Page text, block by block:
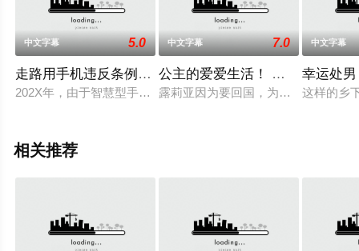
中文字幕 5.0
走路用手机违反条例！发现到就问答无用马上无套抽插
202X年，由于智慧型手机普及，边走边操作手机造成了很多问
中文字幕 7.0
公主的爱爱生活！ 漂亮王女・露
露莉亚因为要回国，为了制造回忆
中文字幕
幸运处男
这样的乡
相关推荐